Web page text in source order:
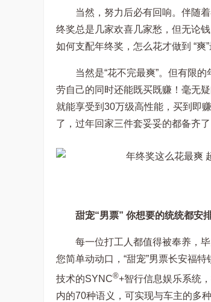
当然，努力后必有回响。伴随
终奖总是几家欢喜几家愁，但无论
如何支配年终奖，怎么花才做到 “爽”
当然是“花不完最爽”。但有限
劳自己的同时还能既买既赚！毫无
就能享受到30万级高性能，买到即
了，过年回家三件套妥妥的都备齐
甜宠“男票” 你想要的统统都安
每一位打工人都值得被奉养，
您简单动动口，“甜宠”男票长安福
技术的SYNC®+智行信息娱乐系统
内的70种语义，可实现与车主的多